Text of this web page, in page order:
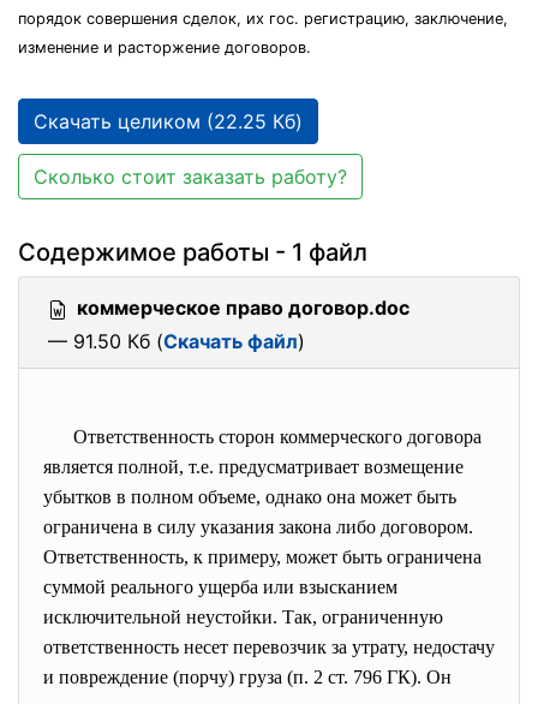
порядок совершения сделок, их гос. регистрацию, заключение,
изменение и расторжение договоров.
Скачать целиком (22.25 Кб)
Сколько стоит заказать работу?
Содержимое работы - 1 файл
коммерческое право договор.doc
— 91.50 Кб (Скачать файл)
Ответственность сторон коммерческого договора
является полной, т.е. предусматривает возмещение
убытков в полном объеме, однако она может быть
ограничена в силу указания закона либо договором.
Ответственность, к примеру, может быть ограничена
суммой реального ущерба или взысканием
исключительной неустойки. Так, ограниченную
ответственность несет перевозчик за утрату, недостачу
и повреждение (порчу) груза (п. 2 ст. 796 ГК). Он